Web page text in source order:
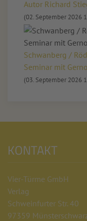
Autor Richard
(02. September 2026
Schwanberg /
Seminar mit
(03. September 2026
KONTAKT
Vier-Türme GmbH
Verlag
Schweinfurter Str. 40
97359